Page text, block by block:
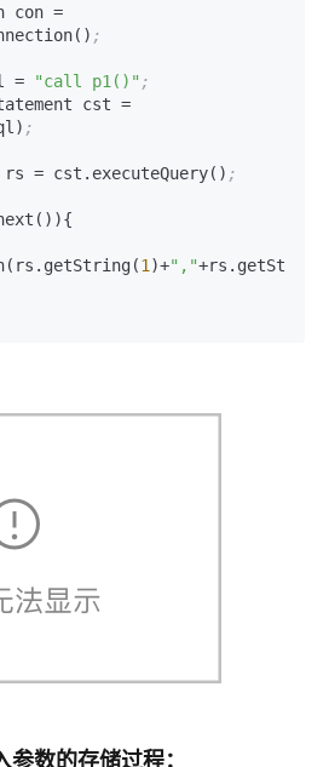
;
=
"call p1()" ;
;
rs = cst.executeQuery()
;
1 )+","
数的存储过程：